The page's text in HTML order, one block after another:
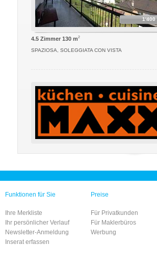
1'400
4.5 Zimmer 130 m2
SPAZIOSA, SOLEGGIATA CON VISTA
Funktionen für Sie
Ihre Merkliste
Ihr persönlicher Verlauf
Newsletter-Anmeldung
Inserat erfassen
Preise
Für Privatkunden
Für Maklerbüros
Werbung